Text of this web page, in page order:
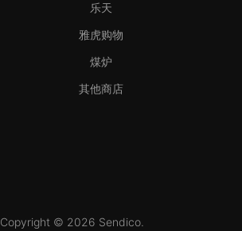
乐天
雅虎购物
煤炉
其他商店
Copyright © 2026 Sendico.